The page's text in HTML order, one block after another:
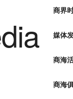
商界
媒体
商海
商海